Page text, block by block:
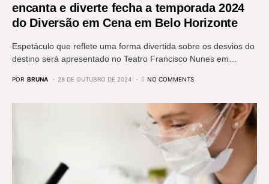
encanta e diverte fecha a temporada 2024
do Diversão em Cena em Belo Horizonte
Espetáculo que reflete uma forma divertida sobre os desvios do
destino será apresentado no Teatro Francisco Nunes em…
POR BRUNA 28 DE OUTUBRO DE 2024 NO COMMENTS